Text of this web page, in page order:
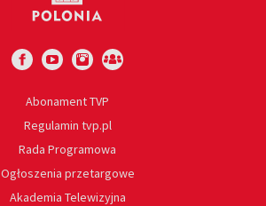
Abonament TVP
Regulamin tvp.pl
Rada Programowa
Ogłoszenia przetargowe
Akademia Telewizyjna